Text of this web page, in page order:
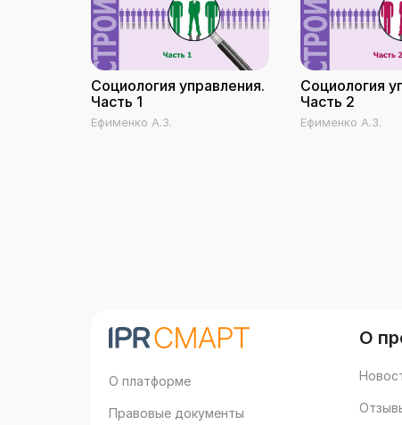
Социология управления.
Часть 1
Ефименко А.З.
Социология
Часть 2
Ефименко А.З.
О платформе
Правовые документы
О